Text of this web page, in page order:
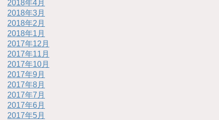
2018年4月
2018年3月
2018年2月
2018年1月
2017年12月
2017年11月
2017年10月
2017年9月
2017年8月
2017年7月
2017年6月
2017年5月